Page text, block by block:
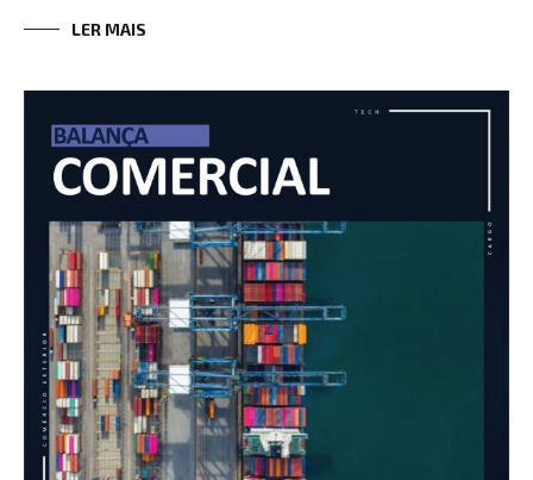
LER MAIS